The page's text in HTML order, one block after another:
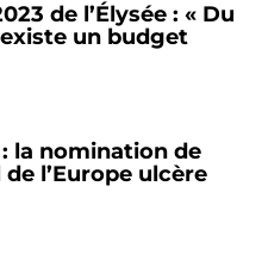
de l’Élysée : « Du
un budget
la nomination de
l’Europe ulcère